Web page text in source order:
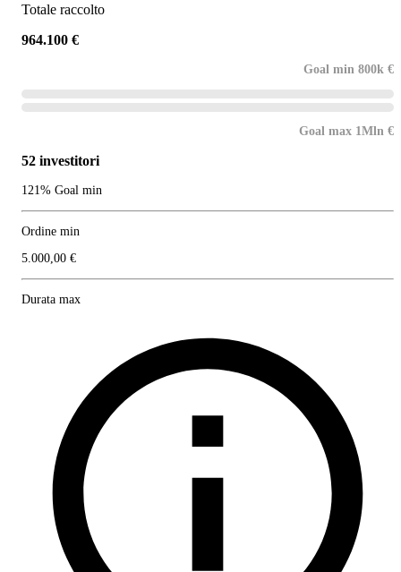
Totale raccolto
964.100 €
Goal min 800k €
Goal max 1Mln €
52 investitori
121% Goal min
Ordine min
5.000,00 €
Durata max